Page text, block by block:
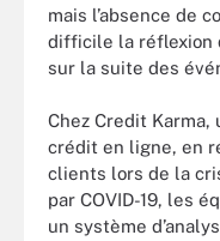
mais l’absence de
difficile la réflexion
sur la suite des
Chez Credit Karma,
crédit en ligne, en
clients lors de la
par COVID-19, les
un système